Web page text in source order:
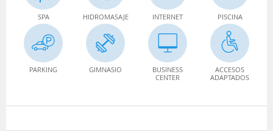
SPA HIDROMASAJE INTERNET PISCINA
PARKING GIMNASIO
BUSINESS
CENTER
ACCESOS
ADAPTADOS